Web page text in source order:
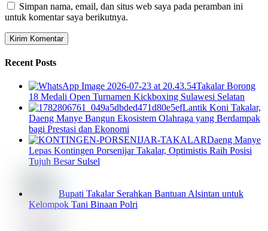
Simpan nama, email, dan situs web saya pada peramban ini
untuk komentar saya berikutnya.
Recent Posts
Takalar Borong
18 Medali Open Turnamen Kickboxing Sulawesi Selatan
Lantik Koni Takalar,
Daeng Manye Bangun Ekosistem Olahraga yang Berdampak
bagi Prestasi dan Ekonomi
Daeng Manye
Lepas Kontingen Porsenijar Takalar, Optimistis Raih Posisi
Tujuh Besar Sulsel
Bupati Takalar Serahkan Bantuan Alsintan untuk
Kelompok Tani Binaan Polri